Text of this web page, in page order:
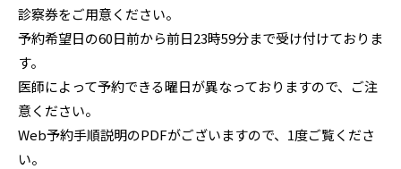
診察券をご用意ください。
予約希望日の60日前から前日23時59分まで受け付けておりま
す。
医師によって予約できる曜日が異なっておりますので、ご注
意ください。
Web予約手順説明のPDFがございますので、1度ご覧くださ
い。